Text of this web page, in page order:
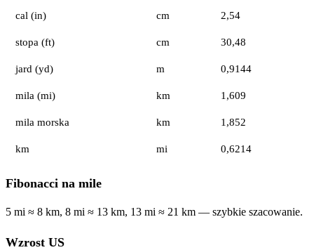
cal (in) cm 2,54
stopa (ft) cm 30,48
jard (yd) m 0,9144
mila (mi) km 1,609
mila morska km 1,852
km mi 0,6214
Fibonacci na mile
5 mi ≈ 8 km, 8 mi ≈ 13 km, 13 mi ≈ 21 km — szybkie szacowanie.
Wzrost US